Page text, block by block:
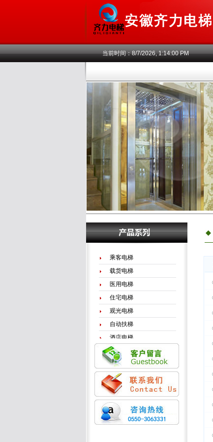
当前时间：8/7/2026, 1:14:00 PM
乘客电梯
载货电梯
医用电梯
住宅电梯
观光电梯
自动扶梯
酒店电梯
电梯配件